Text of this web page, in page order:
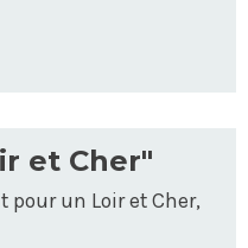
et Cher"
pour un Loir et Cher,